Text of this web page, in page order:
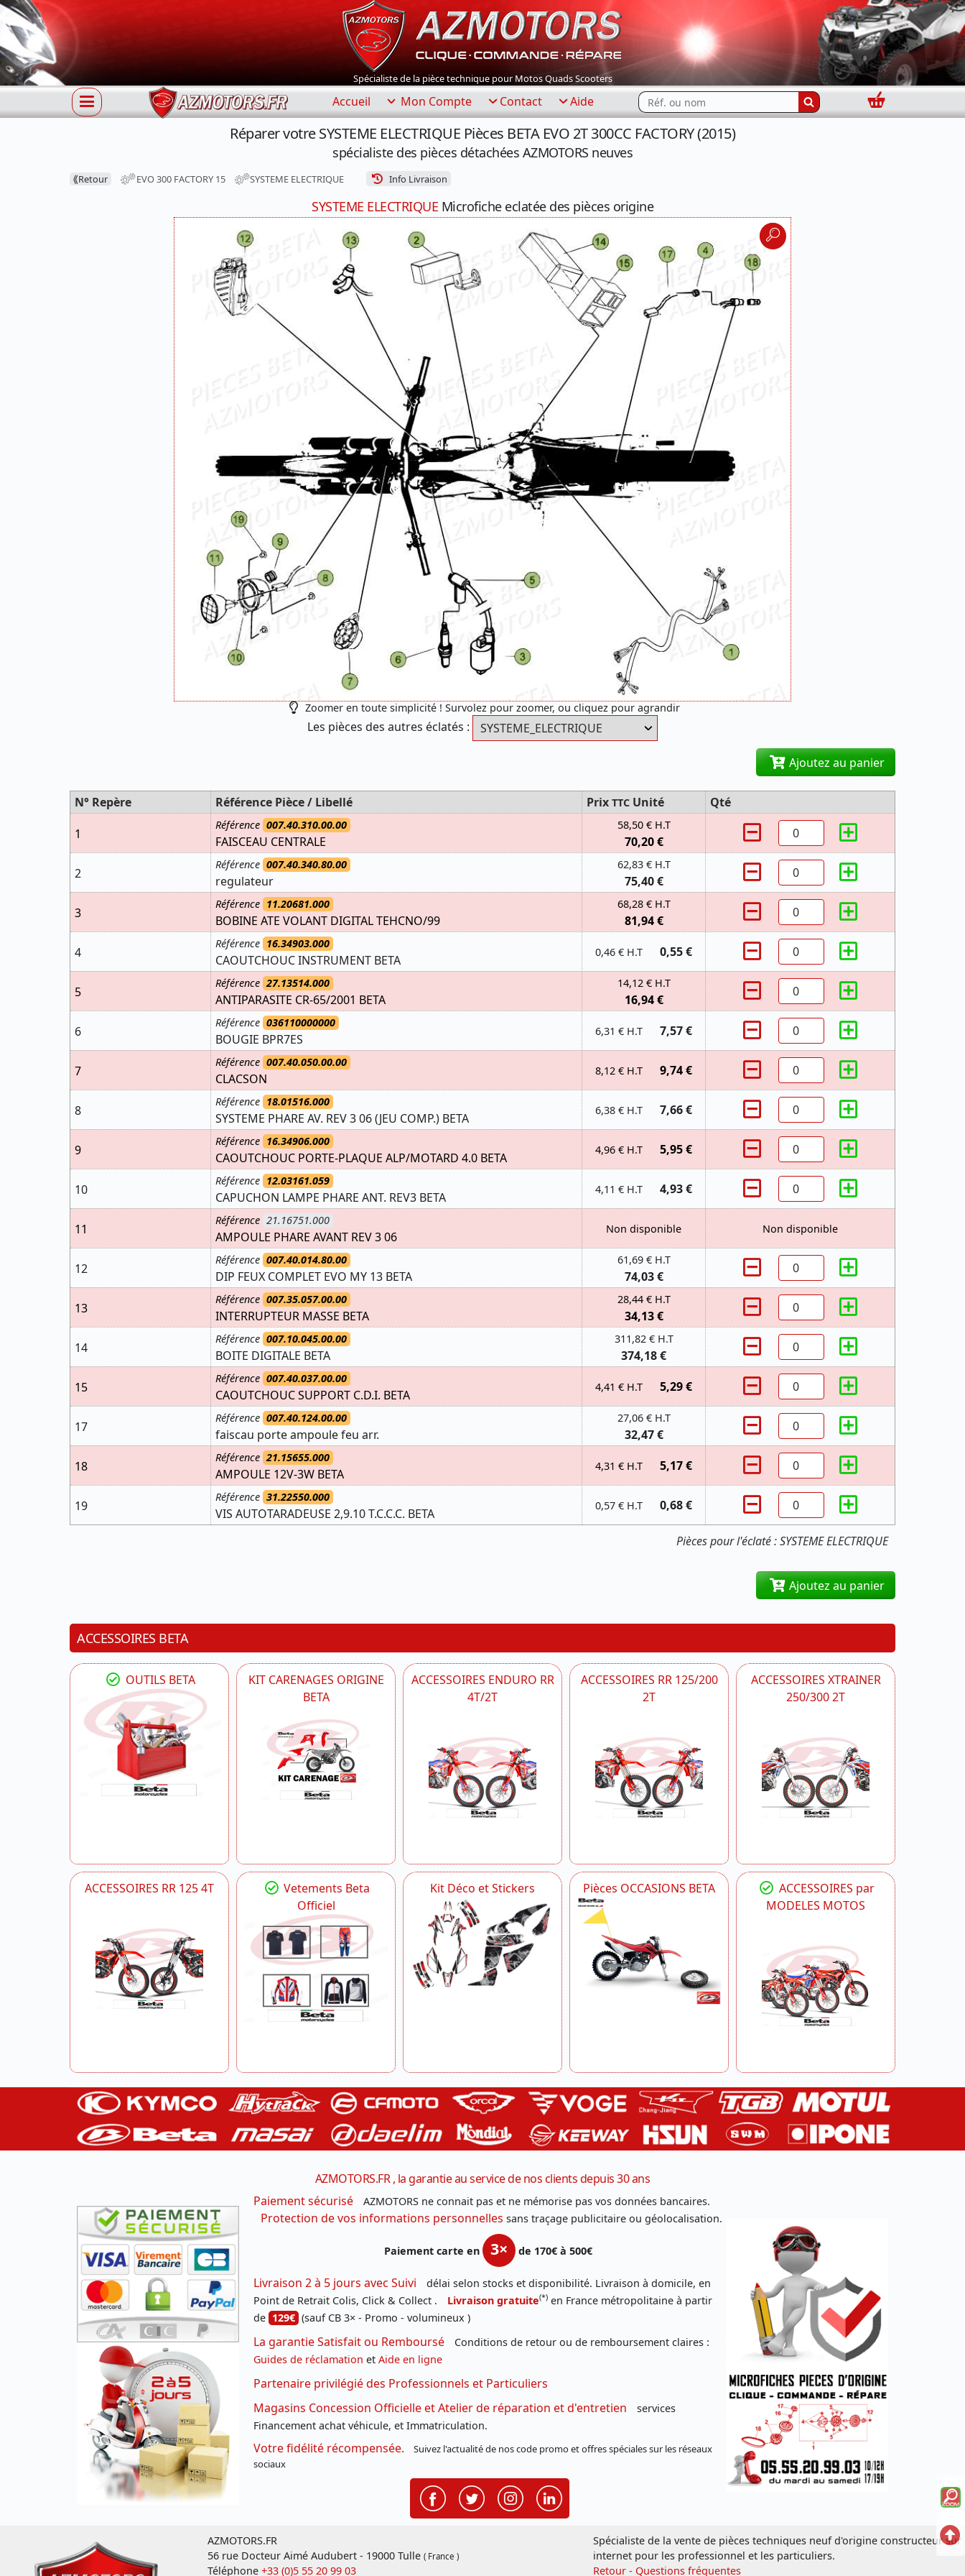
Spécialiste de la pièce technique pour Motos Quads Scooters
Accueil Mon Compte Contact Aide Rechercher...
Panier
Réparer votre SYSTEME ELECTRIQUE Pièces BETA EVO 2T 300CC FACTORY (2015)
spécialiste des pièces détachées AZMOTORS neuves
⟪Retour EVO 300 FACTORY 15 SYSTEME ELECTRIQUE Info Livraison
SYSTEME ELECTRIQUE Microfiche eclatée des pièces origine
Zoomer en toute simplicité ! Survolez pour zoomer, ou cliquez pour agrandir
Les pièces des autres éclatés :
Ajoutez au panier
Pièces pour l'éclaté : SYSTEME ELECTRIQUE
N° Repère Référence Pièce / Libellé Prix TTC Unité
Qté
1
Référence 007.40.310.00.00
FAISCEAU CENTRALE
58,50 € H.T
70,20 €
2
Référence 007.40.340.80.00
regulateur
62,83 € H.T
75,40 €
3
Référence 11.20681.000
BOBINE ATE VOLANT DIGITAL TEHCNO/99
68,28 € H.T
81,94 €
4
Référence 16.34903.000
CAOUTCHOUC INSTRUMENT BETA
0,46 € H.T 0,55 €
5
Référence 27.13514.000
ANTIPARASITE CR-65/2001 BETA
14,12 € H.T
16,94 €
6
Référence 036110000000
BOUGIE BPR7ES
6,31 € H.T 7,57 €
7
Référence 007.40.050.00.00
CLACSON
8,12 € H.T 9,74 €
8
Référence 18.01516.000
SYSTEME PHARE AV. REV 3 06 (JEU COMP.) BETA
6,38 € H.T 7,66 €
9
Référence 16.34906.000
CAOUTCHOUC PORTE-PLAQUE ALP/MOTARD 4.0 BETA
4,96 € H.T 5,95 €
10
Référence 12.03161.059
CAPUCHON LAMPE PHARE ANT. REV3 BETA
4,11 € H.T 4,93 €
11
Référence 21.16751.000
AMPOULE PHARE AVANT REV 3 06
Non disponible Non disponible
12
Référence 007.40.014.80.00
DIP FEUX COMPLET EVO MY 13 BETA
61,69 € H.T
74,03 €
13
Référence 007.35.057.00.00
INTERRUPTEUR MASSE BETA
28,44 € H.T
34,13 €
14
Référence 007.10.045.00.00
BOITE DIGITALE BETA
311,82 € H.T
374,18 €
15
Référence 007.40.037.00.00
CAOUTCHOUC SUPPORT C.D.I. BETA
4,41 € H.T 5,29 €
17
Référence 007.40.124.00.00
faiscau porte ampoule feu arr.
27,06 € H.T
32,47 €
18
Référence 21.15655.000
AMPOULE 12V-3W BETA
4,31 € H.T 5,17 €
19
Référence 31.22550.000
VIS AUTOTARADEUSE 2,9.10 T.C.C.C. BETA
0,57 € H.T 0,68 €
Ajoutez au panier
ACCESSOIRES BETA
OUTILS BETA
KIT CARENAGES ORIGINE
BETA
ACCESSOIRES ENDURO RR
4T/2T
ACCESSOIRES RR 125/200
2T
ACCESSOIRES XTRAINER
250/300 2T
ACCESSOIRES RR 125 4T
Vetements Beta
Officiel
Kit Déco et Stickers Pièces OCCASIONS BETA
ACCESSOIRES par
MODELES MOTOS
AZMOTORS.FR , la garantie au service de nos clients depuis 30 ans
Paiement sécurisé
AZMOTORS ne connait pas et ne mémorise pas vos données bancaires.
Protection de vos informations personnelles sans traçage publicitaire ou géolocalisation.
Paiement carte en 3× de 170€ à 500€
Livraison 2 à 5 jours avec Suivi
délai selon stocks et disponibilité. Livraison à domicile, en
Point de Retrait Colis, Click & Collect .
Livraison gratuite(*) en France métropolitaine à partir
de 129€ (sauf CB 3× - Promo - volumineux )
La garantie Satisfait ou Remboursé
Conditions de retour ou de remboursement claires :
Guides de réclamation et Aide en ligne
Partenaire privilégié des Professionnels et Particuliers
Magasins Concession Officielle et Atelier de réparation et d'entretien
services
Financement achat véhicule, et Immatriculation.
Votre fidélité récompensée.
Suivez l'actualité de nos code promo et offres spéciales sur les réseaux
sociaux
AZMOTORS.FR
56 rue Docteur Aimé Audubert - 19000 Tulle ( France )
Téléphone +33 (0)5 55 20 99 03
Spécialiste de la vente de pièces techniques neuf d'origine constructeur sur
internet pour les professionnel et les particuliers.
Retour - Questions fréquentes
la